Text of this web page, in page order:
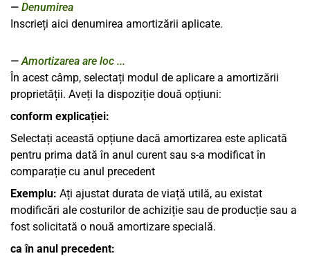
Denumirea
Inscrieți aici denumirea amortizării aplicate.
Amortizarea are loc ...
În acest câmp, selectați modul de aplicare a amortizării
proprietății. Aveți la dispoziție două opțiuni:
conform explicației:
Selectați această opțiune dacă amortizarea este aplicată
pentru prima dată în anul curent sau s-a modificat în
comparație cu anul precedent
Exemplu: Ați ajustat durata de viață utilă, au existat
modificări ale costurilor de achiziție sau de producție sau a
fost solicitată o nouă amortizare specială.
ca în anul precedent: